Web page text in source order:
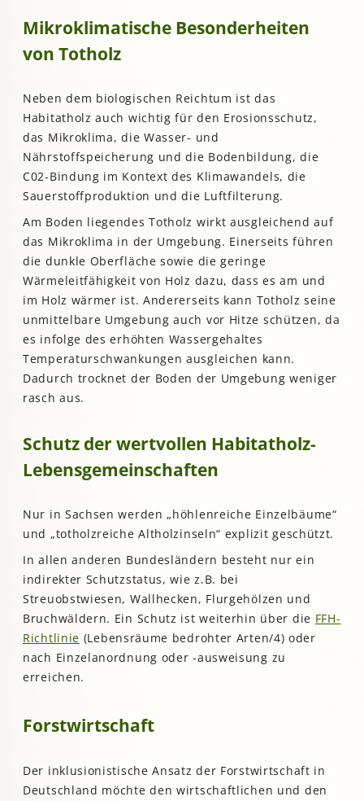
Mikroklimatische Besonderheiten
von Totholz
Neben dem biologischen Reichtum ist das
Habitatholz auch wichtig für den Erosionsschutz,
das Mikroklima, die Wasser- und
Nährstoffspeicherung und die Bodenbildung, die
C02-Bindung im Kontext des Klimawandels, die
Sauerstoffproduktion und die Luftfilterung.
Am Boden liegendes Totholz wirkt ausgleichend auf
das Mikroklima in der Umgebung. Einerseits führen
die dunkle Oberfläche sowie die geringe
Wärmeleitfähigkeit von Holz dazu, dass es am und
im Holz wärmer ist. Andererseits kann Totholz seine
unmittelbare Umgebung auch vor Hitze schützen, da
es infolge des erhöhten Wassergehaltes
Temperaturschwankungen ausgleichen kann.
Dadurch trocknet der Boden der Umgebung weniger
rasch aus.
Schutz der wertvollen Habitatholz-
Lebensgemeinschaften
Nur in Sachsen werden „höhlenreiche Einzelbäume“
und „totholzreiche Altholzinseln“ explizit geschützt.
In allen anderen Bundesländern besteht nur ein
indirekter Schutzstatus, wie z.B. bei
Streuobstwiesen, Wallhecken, Flurgehölzen und
Bruchwäldern. Ein Schutz ist weiterhin über die FFH-
Richtlinie (Lebensräume bedrohter Arten/4) oder
nach Einzelanordnung oder -ausweisung zu
erreichen.
Forstwirtschaft
Der inklusionistische Ansatz der Forstwirtschaft in
Deutschland möchte den wirtschaftlichen und den